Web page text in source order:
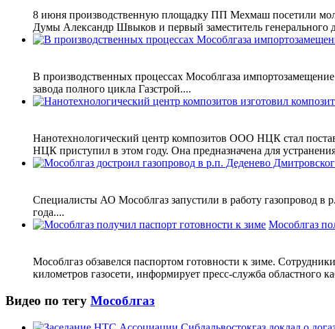
8 июня производственную площадку ПП Мехмаш посетили
Думы Александр Швыков и первый заместитель генерального
В производственных процессах Мособлгаза
завода полного цикла Газстрой....
Нанотехнологический центр композитов ООО НЦК стал
НЦК приступил в этом году. Она предназначена для
Специалисты АО Мособлгаз запустили в работу газопровод в
года....
Мособлгаз
Мособлгаз обзавелся паспортом готовности к зиме.
километров газосети, информирует пресс-служба областного
Видео по тегу Мособлгаз